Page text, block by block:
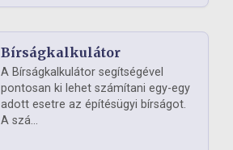
Bírságkalkulátor
A Bírságkalkulátor segítségével
pontosan ki lehet számítani egy-egy
adott esetre az építésügyi bírságot.
A szá...